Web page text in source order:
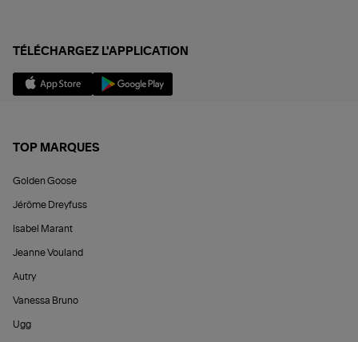
TÉLÉCHARGEZ L'APPLICATION
TOP MARQUES
Golden Goose
Jérôme Dreyfuss
Isabel Marant
Jeanne Vouland
Autry
Vanessa Bruno
Ugg